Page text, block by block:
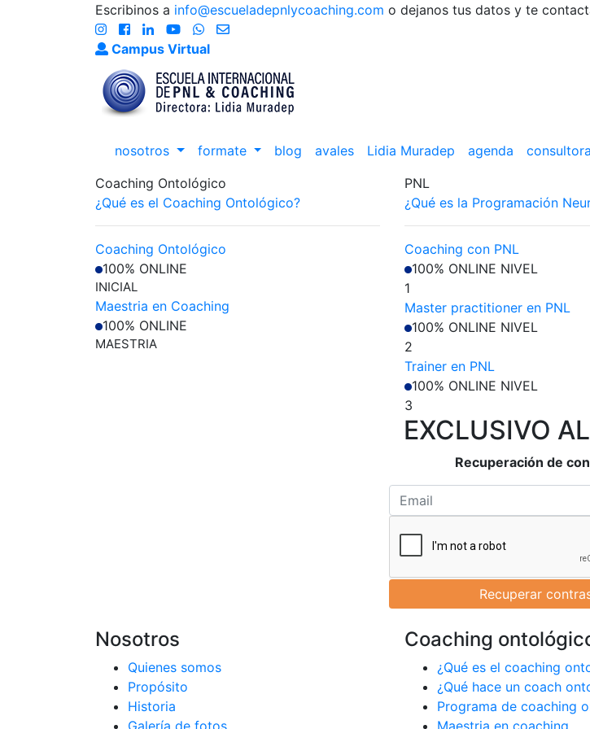
Escribinos a info@escueladepnlycoaching.com o dejanos tus datos y te
Campus Virtual
nosotros formate blog avales Lidia Muradep agenda consultora
Coaching Ontológico
¿Qué es el Coaching Ontológico?
Coaching Ontológico
100% ONLINE
INICIAL
Maestria en Coaching
100% ONLINE
MAESTRIA
PNL
¿Qué es la Programación
Coaching con PNL
100% ONLINE NIVEL
1
Master practitioner en PNL
100% ONLINE NIVEL
2
Trainer en PNL
100% ONLINE NIVEL
3
EXCLUSIVO
Recuperación de
Nosotros
Quienes somos
Propósito
Historia
Galería de fotos
Coaching
¿Qué es el coaching
¿Qué hace un coach
Programa de coaching
Maestria en coaching